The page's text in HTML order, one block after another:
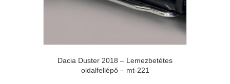
Dacia Duster 2018 – Lemezbetétes
oldalfellépő – mt-221